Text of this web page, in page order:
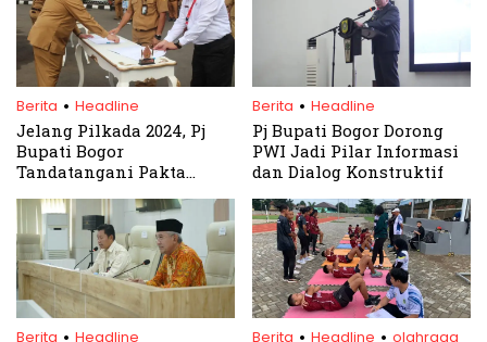
Berita . Headline
Jelang Pilkada 2024, Pj
Bupati Bogor
Tandatangani Pakta
Berita . Headline
Pj Bupati Bogor Dorong
PWI Jadi Pilar Informasi
dan Dialog Konstruktif
Berita . Headline Berita . Headline . olahraga